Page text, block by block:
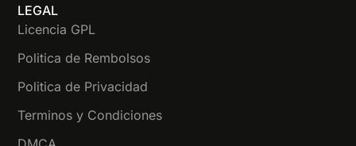
LEGAL
Licencia GPL
Politica de Rembolsos
Politica de Privacidad
Terminos y Condiciones